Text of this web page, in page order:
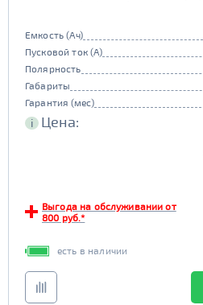
Емкость (Ач)
Пусковой ток (А)
Полярность
Габариты
Гарантия (мес)
i Цена:
Выгода на обслуживании от
800 руб.*
есть в наличии